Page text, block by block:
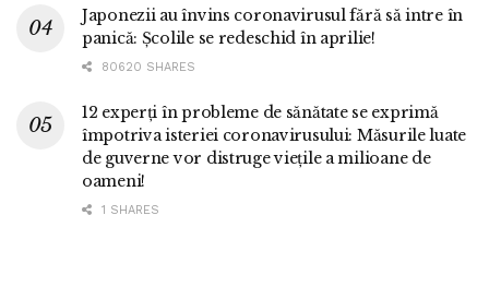
Japonezii au învins coronavirusul fără să intre în
panică: Școlile se redeschid în aprilie!
80620 SHARES
12 experți în probleme de sănătate se exprimă
împotriva isteriei coronavirusului: Măsurile luate
de guverne vor distruge viețile a milioane de
oameni!
1 SHARES